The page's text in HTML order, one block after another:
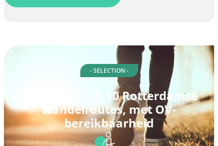
- SELECTION -
Ontdek de top 10 Rotterdamse
wandelroutes, met OV-
bereikbaarheid